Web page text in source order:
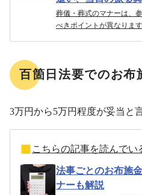
葬儀・葬式のマナーは、
べきポイントが異なりま
百箇日法要でのお布
3万円から5万円程度が妥当と
こちらの記事を読んでい
法事ごとのお布施
ナーも解説